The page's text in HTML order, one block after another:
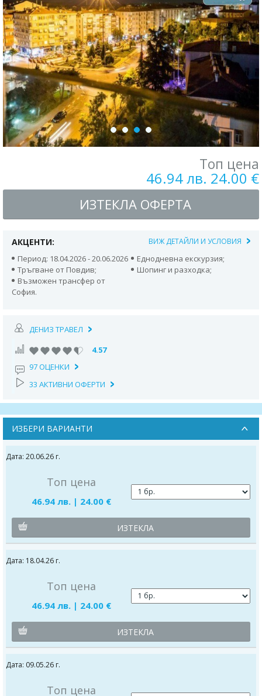
Топ цена
46.94 лв. 24.00 €
ИЗТЕКЛА ОФЕРТА
АКЦЕНТИ: ВИЖ ДЕТАЙЛИ И УСЛОВИЯ
Период: 18.04.2026 - 20.06.2026
Еднодневна екскурзия;
Тръгване от Повдив;
Шопинг и разходка;
Възможен трансфер от
София.
ДЕНИЗ ТРАВЕЛ
4.57
97 ОЦЕНКИ
33 АКТИВНИ ОФЕРТИ
ИЗБЕРИ ВАРИАНТИ
Дата: 20.06.26 г.
Топ цена
46.94 лв. | 24.00 €
ИЗТЕКЛА
Дата: 18.04.26 г.
Топ цена
46.94 лв. | 24.00 €
ИЗТЕКЛА
Дата: 09.05.26 г.
Топ цена